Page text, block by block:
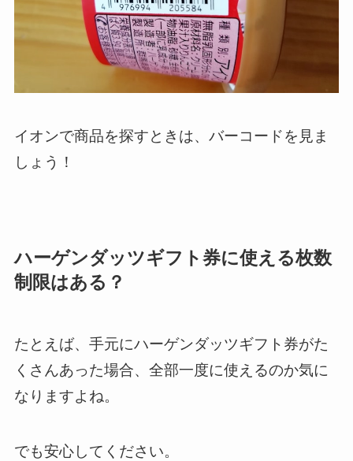
イオンで商品を探すときは、バーコードを見ま
しょう！
ハーゲンダッツギフト券に使える枚数
制限はある？
たとえば、手元にハーゲンダッツギフト券がた
くさんあった場合、全部一度に使えるのか気に
なりますよね。
でも安心してください。